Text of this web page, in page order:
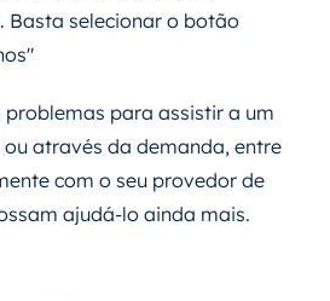
Basta selecionar o botão
problemas para assistir a um
ou através da demanda, entre
com o seu provedor de
ajudá-lo ainda mais.